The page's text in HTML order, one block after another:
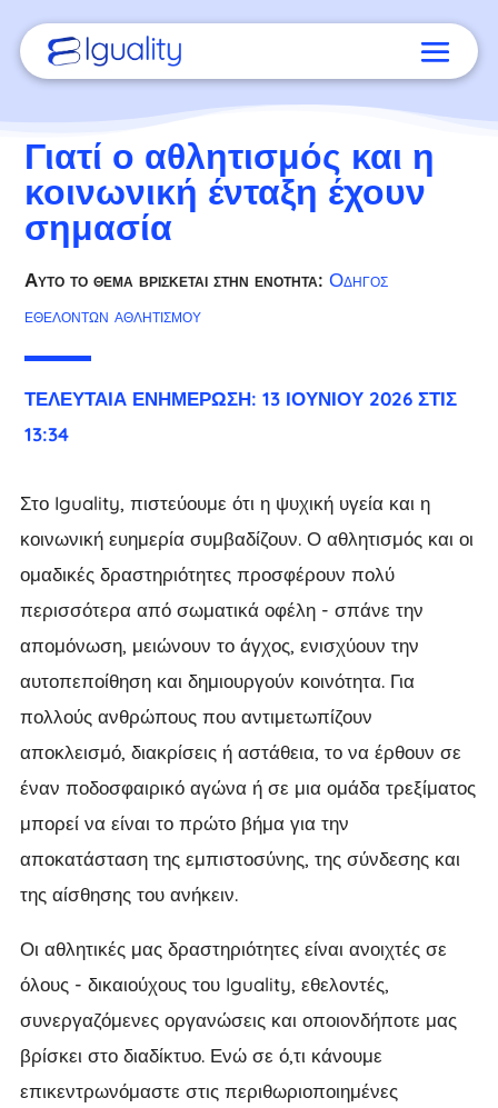
Γιατί ο αθλητισμός και η
κοινωνική ένταξη έχουν
σημασία
Αυτό το θέμα βρίσκεται στην ενότητα:Οδηγός
εθελοντών αθλητισμού
ΤΕΛΕΥΤΑΊΑ ΕΝΗΜΈΡΩΣΗ: 13 ΙΟΥΝΊΟΥ 2026 ΣΤΙΣ
13:34
Στο Iguality, πιστεύουμε ότι η ψυχική υγεία και η
κοινωνική ευημερία συμβαδίζουν. Ο αθλητισμός και οι
ομαδικές δραστηριότητες προσφέρουν πολύ
περισσότερα από σωματικά οφέλη - σπάνε την
απομόνωση, μειώνουν το άγχος, ενισχύουν την
αυτοπεποίθηση και δημιουργούν κοινότητα. Για
πολλούς ανθρώπους που αντιμετωπίζουν
αποκλεισμό, διακρίσεις ή αστάθεια, το να έρθουν σε
έναν ποδοσφαιρικό αγώνα ή σε μια ομάδα τρεξίματος
μπορεί να είναι το πρώτο βήμα για την
αποκατάσταση της εμπιστοσύνης, της σύνδεσης και
της αίσθησης του ανήκειν.
Οι αθλητικές μας δραστηριότητες είναι ανοιχτές σε
όλους - δικαιούχους του Iguality, εθελοντές,
συνεργαζόμενες οργανώσεις και οποιονδήποτε μας
βρίσκει στο διαδίκτυο. Ενώ σε ό,τι κάνουμε
επικεντρωνόμαστε στις περιθωριοποιημένες